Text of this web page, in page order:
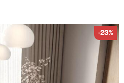
-23%